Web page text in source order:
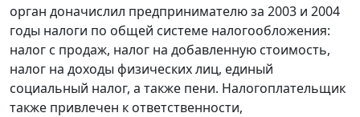
орган доначислил предпринимателю за 2003 и 2004
годы налоги по общей системе налогообложения:
налог с продаж, налог на добавленную стоимость,
налог на доходы физических лиц, единый
социальный налог, а также пени. Налогоплательщик
также привлечен к ответственности,